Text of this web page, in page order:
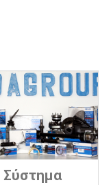
Σύστημα